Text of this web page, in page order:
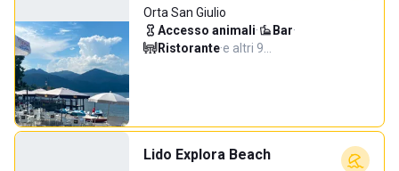
Orta San Giulio
Accesso animali· Bar·
Ristorante·e altri 9…
Lido Explora Beach